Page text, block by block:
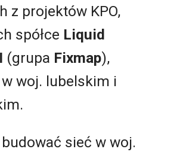
z projektów KPO,
spółce Liquid
(grupa Fixmap),
w woj. lubelskim i
budować sieć w woj.